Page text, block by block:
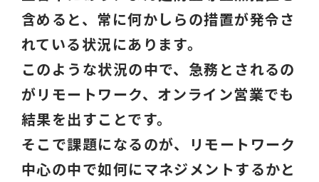
お役立ち資料
よくあるご質問
含めると、常に何かしらの措置が発令さ
れている状況にあります。
このような状況の中で、急務とされるの
がリモートワーク、オンライン営業でも
結果を出すことです。
そこで課題になるのが、リモートワーク
中心の中で如何にマネジメントするかと